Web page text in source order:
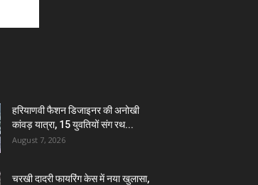
हरियाणवी फैशन डिजाइनर की अनोखी
कांवड़ यात्रा, 15 युवतियों संग रथ...
August 7, 2026
चरखी दादरी फायरिंग केस में नया खुलासा,